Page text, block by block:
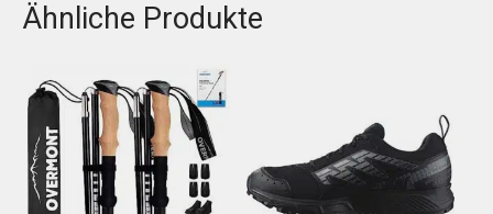
Ähnliche Produkte